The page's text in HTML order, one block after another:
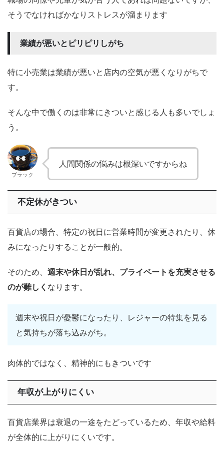
そうでなければかなりストレスが溜まります
業績が悪いとピリピリしがち
特に小売業は業績が悪いと店内の空気が悪くなりがちで
す。
そんな中で働くのは非常にきついと感じる人も多いでしょ
う。
ブラック
人間関係の悩みは根深いですからね
不定休がきつい
百貨店の場合、特定の祝日に営業時間が変更されたり、休
みになったりすることが一般的。
そのため、 週末や休日が乱れ、プライベートを充実させる
のが難しく なります。
週末や祝日が憂鬱になったり、レジャーの特集を見る
と気持ちが落ち込みがち。
肉体的ではなく、精神的にもきついです
年収が上がりにくい
百貨店業界は衰退の一途をたどっているため、年収や給料
が全体的に上がりにくいです。